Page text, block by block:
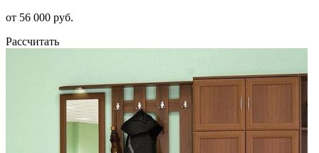
от 56 000 руб.
Рассчитать